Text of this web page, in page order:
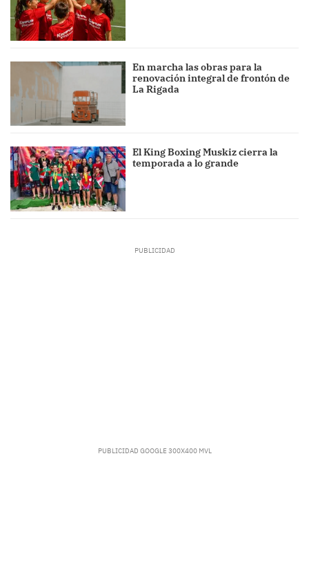
En marcha las obras para la
renovación integral de frontón de
La Rigada
El King Boxing Muskiz cierra la
temporada a lo grande